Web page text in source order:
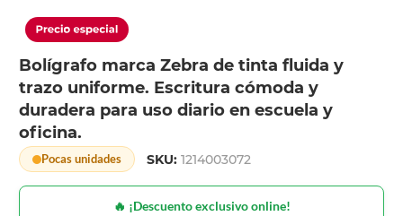
Bolígrafo marca Zebra de tinta fluida y
trazo uniforme. Escritura cómoda y
duradera para uso diario en escuela y
oficina.
Pocas unidades SKU:1214003072
🔥 ¡Descuento exclusivo online!